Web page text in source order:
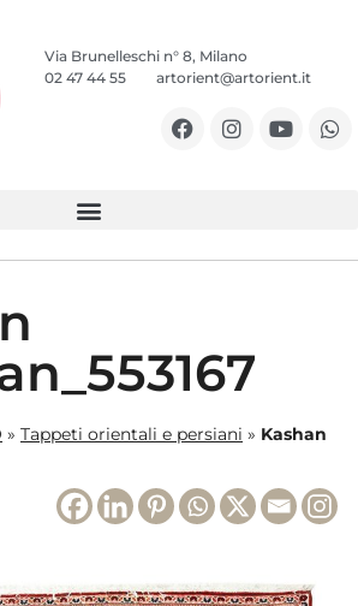
Via Brunelleschi n° 8, Milano
02 47 44 55
artorient@artorient.it
» Tappeti orientali e persiani » Kashan